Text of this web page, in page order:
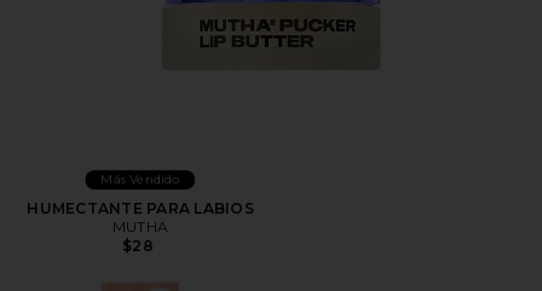
Más Vendido
HUMECTANTE PARA LABIOS
MUTHA
$28